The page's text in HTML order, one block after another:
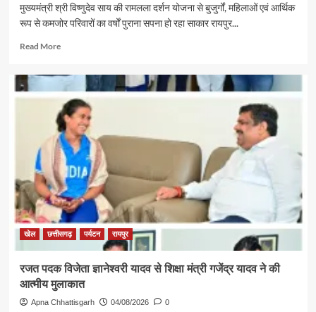
मुख्यमंत्री श्री विष्णुदेव साय की रामलला दर्शन योजना से बुजुर्गों, महिलाओं एवं आर्थिक
रूप से कमजोर परिवारों का वर्षों पुराना सपना हो रहा साकार रायपुर...
Read MoreRead
पर्यटन
एवं
संस्कृति
मंत्री
श्री
राजेश
अग्रवाल
की
पहल
से
सरगुजा
संभाग
श्रद्धालु
भारत
गौरव
खेल छत्तीसगढ़ पर्यटन रायपुर
रजत पदक विजेता ज्ञानेश्वरी यादव से शिक्षा मंत्री गजेंद्र यादव ने की
आत्मीय मुलाकात
Apna Chhattisgarh 04/08/2026 0